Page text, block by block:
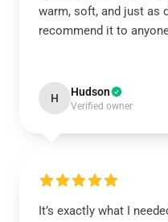
warm, soft, and just as
recommend it to
H Hudson
Verified owner
It’s exactly what I